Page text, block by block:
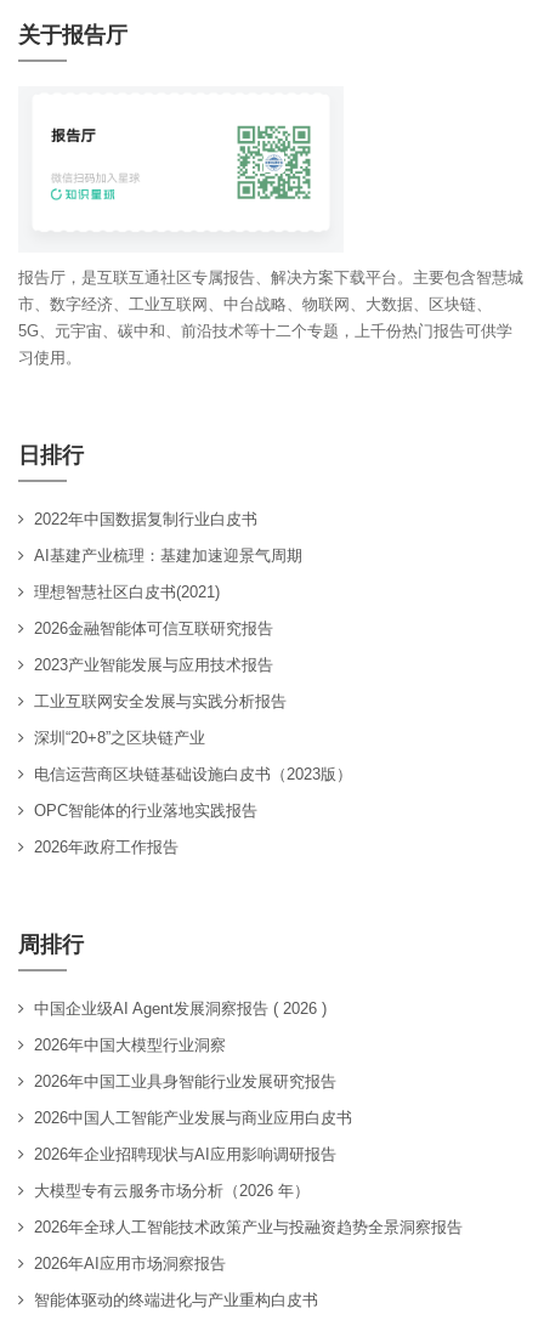
关于报告厅
报告厅，是互联互通社区专属报告、解决方案下载平台。主要包含智慧城
市、数字经济、工业互联网、中台战略、物联网、大数据、区块链、
5G、元宇宙、碳中和、前沿技术等十二个专题，上千份热门报告可供学
习使用。
日排行
2022年中国数据复制行业白皮书
AI基建产业梳理：基建加速迎景气周期
理想智慧社区白皮书(2021)
2026金融智能体可信互联研究报告
2023产业智能发展与应用技术报告
工业互联网安全发展与实践分析报告
深圳“20+8”之区块链产业
电信运营商区块链基础设施白皮书（2023版）
OPC智能体的行业落地实践报告
2026年政府工作报告
周排行
中国企业级AI Agent发展洞察报告 ( 2026 )
2026年中国大模型行业洞察
2026年中国工业具身智能行业发展研究报告
2026中国人工智能产业发展与商业应用白皮书
2026年企业招聘现状与AI应用影响调研报告
大模型专有云服务市场分析（2026 年）
2026年全球人工智能技术政策产业与投融资趋势全景洞察报告
2026年AI应用市场洞察报告
智能体驱动的终端进化与产业重构白皮书